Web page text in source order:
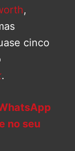
,
cinco
.
no seu